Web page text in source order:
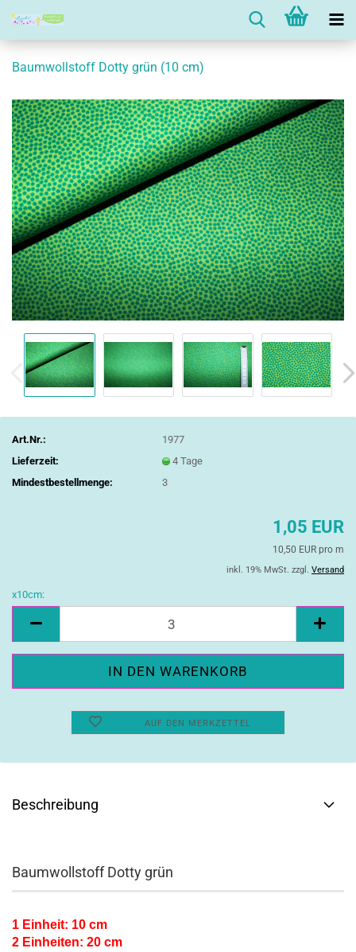
Baumwollstoff Dotty grün (10 cm)
Art.Nr.:
1977
Lieferzeit:
4 Tage
Mindestbestellmenge:
3
1,05 EUR
10,50 EUR pro m
inkl. 19% MwSt. zzgl. Versand
x10cm:
AUF DEN MERKZETTEL
Beschreibung
Baumwollstoff Dotty grün
1 Einheit: 10 cm
2 Einheiten: 20 cm